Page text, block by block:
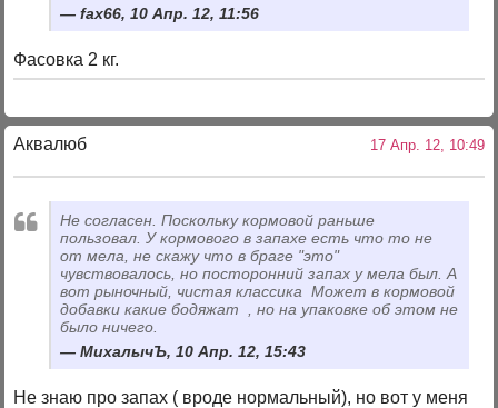
fax66, 10 Апр. 12, 11:56
Фасовка 2 кг.
Аквалюб 17 Апр. 12, 10:49
Не согласен. Поскольку кормовой раньше
пользовал. У кормового в запахе есть что то не
от мела, не скажу что в браге "это"
чувствовалось, но посторонний запах у мела был. А
вот рыночный, чистая классикаМожет в кормовой
добавки какие бодяжат
, но на упаковке об этом не
было ничего.
МихалычЪ, 10 Апр. 12, 15:43
Не знаю про запах ( вроде нормальный), но вот у меня